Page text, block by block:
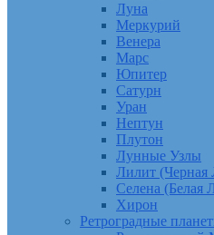
Луна
Меркурий
Венера
Марс
Юпитер
Сатурн
Уран
Нептун
Плутон
Лунные Узлы
Лилит (Черная
Селена (Белая
Хирон
Ретроградные